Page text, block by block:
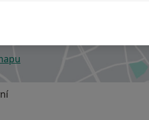
v nové záložce